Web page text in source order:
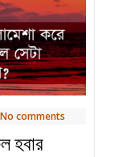
No comments
হবার